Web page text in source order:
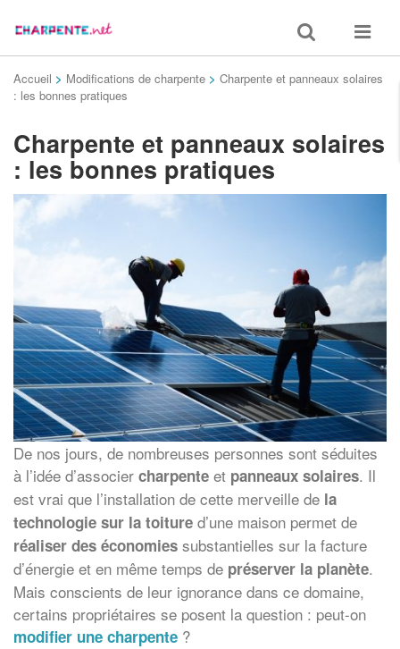
Toggle
search
Toggle
Accueil > Modifications de charpente > Charpente et panneaux solaires
: les bonnes pratiques
Charpente et panneaux solaires
: les bonnes pratiques
De nos jours, de nombreuses personnes sont séduites
à l’idée d’associer charpente et panneaux solaires. Il
est vrai que l’installation de cette merveille de la
technologie sur la toiture d’une maison permet de
réaliser des économies substantielles sur la facture
d’énergie et en même temps de préserver la planète.
Mais conscients de leur ignorance dans ce domaine,
certains propriétaires se posent la question : peut-on
modifier une charpente ?